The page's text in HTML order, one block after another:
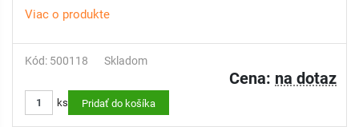
- Odstráňte ventilový vklad pomocou nástroja v uzávere fľaše
- Vstreknite predpísané množstvo tesniacej kvapaliny do
pneumatiky
- Naskrutkujte ventilový vklad späť
- Nafúkajte pneumatiku na odporúčaný tlak
jeho hmotnosť aktuálnym podmienkam. Objem 46 litrov
ODOLNÁ KONŠTRUKCIA A JEDNODUCHÁ MANIPULÁCIA
Valec je vyrobený z kvalitnej a pevnej ocele, ktorá zaručuje dlhú
Viac o produkte
Kód: 500118 Skladom
Cena: na dotaz
ks Pridať do košíka